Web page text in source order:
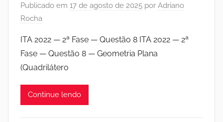
Publicado em 17 de agosto de 2025 por Adriano
Rocha
ITA 2022 — 2ª Fase — Questão 8 ITA 2022 — 2ª
Fase — Questão 8 — Geometria Plana
(Quadrilátero
Continue lendo